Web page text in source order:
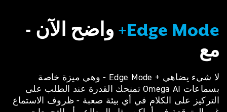
Edge Mode+
واضح الآن -
مع‎
لا شيء يضاهي + Edge Mode - وهي ميزة خاصة
بسماعات Omega AI تمنحك القدرة عند الطلب على
التركيز على الكلام في أي بيئة صعبة - ظروف الاستماع